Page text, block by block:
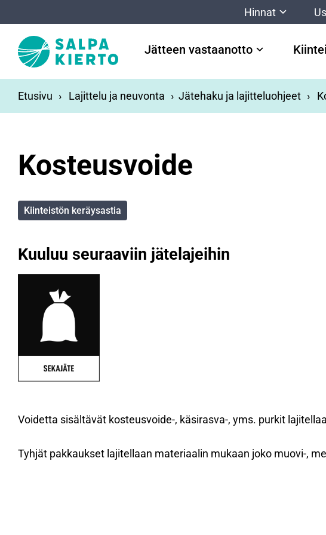
Hinnat
Jätteen vastaanotto
Etusivu Lajittelu ja neuvonta Jätehaku ja lajitteluohjeet
Kosteusvoide
Kiinteistön keräysastia
Kuuluu seuraaviin jätelajeihin
Voidetta sisältävät kosteusvoide-, käsirasva-, yms. purkit
Tyhjät pakkaukset lajitellaan materiaalin mukaan joko muovi-,